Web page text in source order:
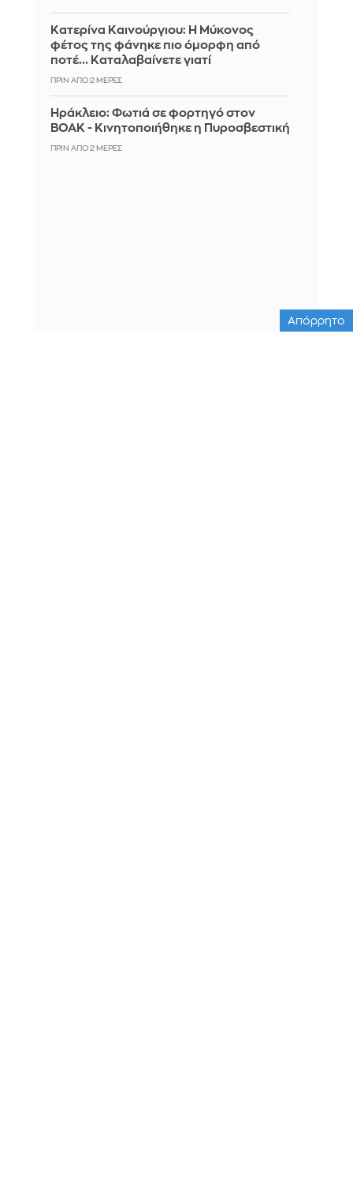
Κατερίνα Καινούργιου: Η Μύκονος
φέτος της φάνηκε πιο όμορφη από
ποτέ... Καταλαβαίνετε γιατί
ΠΡΙΝ ΑΠΌ 2 ΜΈΡΕΣ
Ηράκλειο: Φωτιά σε φορτηγό στον
ΒΟΑΚ - Κινητοποιήθηκε η Πυροσβεστική
ΠΡΙΝ ΑΠΌ 2 ΜΈΡΕΣ
Απόρρητο